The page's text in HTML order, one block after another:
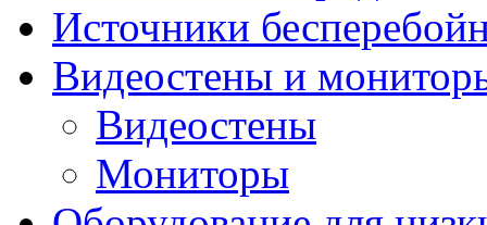
Источники
Видеостены и
Видеостены
Мониторы